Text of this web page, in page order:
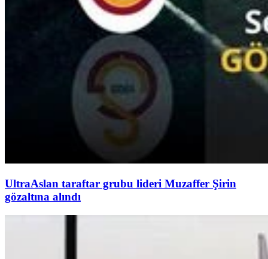
UltraAslan taraftar grubu lideri Muzaffer Şirin
gözaltına alındı